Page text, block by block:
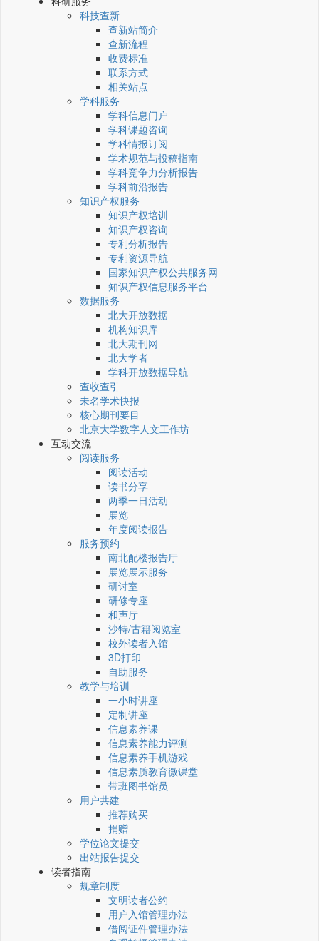
科技查新
查新站简介
查新流程
收费标准
联系方式
相关站点
学科服务
学科信息门户
学科课题咨询
学科情报订阅
学术规范与投稿指南
学科竞争力分析报告
学科前沿报告
知识产权服务
知识产权培训
知识产权咨询
专利分析报告
专利资源导航
国家知识产权公共服务网
知识产权信息服务平台
数据服务
北大开放数据
机构知识库
北大期刊网
北大学者
学科开放数据导航
查收查引
未名学术快报
核心期刊要目
北京大学数字人文工作坊
互动交流
阅读服务
阅读活动
读书分享
两季一日活动
展览
年度阅读报告
服务预约
南北配楼报告厅
展览展示服务
研讨室
研修专座
和声厅
沙特/古籍阅览室
校外读者入馆
3D打印
自助服务
教学与培训
一小时讲座
定制讲座
信息素养课
信息素养能力评测
信息素养手机游戏
信息素质教育微课堂
带班图书馆员
用户共建
推荐购买
捐赠
学位论文提交
出站报告提交
读者指南
规章制度
文明读者公约
用户入馆管理办法
借阅证件管理办法